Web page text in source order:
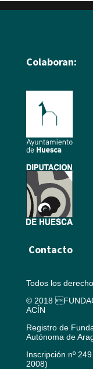
Colaboran:
Contacto
Todos los
© 2018
ACÍN
Registro de
Autónoma de
Inscripción nº
2008)